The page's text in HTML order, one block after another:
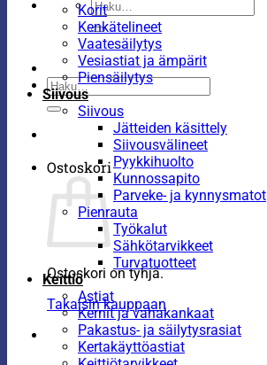
Etsi:
Etsi:
Ostoskori
Ostoskori on tyhjä.
Takaisin kauppaan
Korit
Kenkätelineet
Vaatesäilytys
Vesiastiat ja ämpärit
Piensäilytys
Siivous
Siivous
Jätteiden käsittely
Siivousvälineet
Pyykkihuolto
Kunnossapito
Parveke- ja kynnysmatot
Pienrauta
Työkalut
Sähkötarvikkeet
Turvatuotteet
Keittiö
Astiat
Kernit ja vahakankaat
Pakastus- ja säilytysrasiat
Kertakäyttöastiat